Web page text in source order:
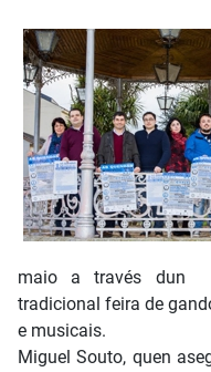
maio a través dun
tradicional feira de
e musicais.
Miguel Souto, quen